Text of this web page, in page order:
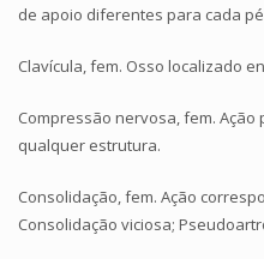
de apoio diferentes para cada
Clavícula, fem. Osso localizado
Compressão nervosa, fem.
qualquer estrutura.
Consolidação, fem. Ação
Consolidação viciosa;